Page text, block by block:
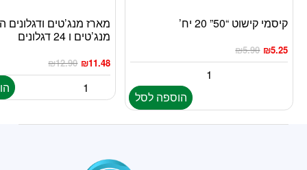
קיסמי קישוט “50” 20 יח’
₪5.90 ₪5.25
הוספה לסל
מנג’טים ו 24 דגלונים
₪12.90 ₪11.48